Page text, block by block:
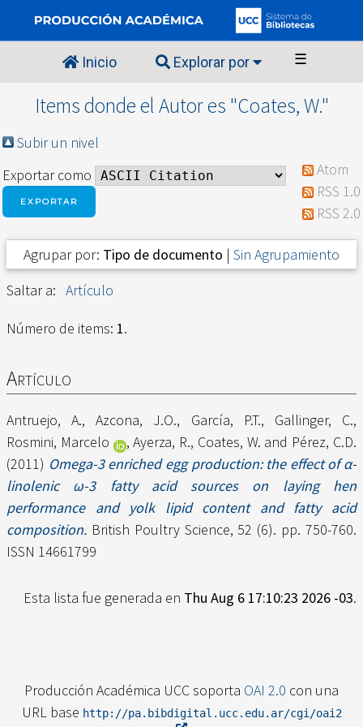
Inicio Explorar por ☰
Items donde el Autor es "Coates, W."
Subir un nivel
Exportar como
Atom
RSS 1.0
RSS 2.0
Agrupar por: Tipo de documento | Sin Agrupamiento
Saltar a: Artículo
Número de items: 1.
Artículo
Antruejo, A.,Azcona, J.O., García, P.T., Gallinger, C.,
Rosmini, Marcelo
,Ayerza, R., Coates, W. and Pérez, C.D.
(2011) Omega-3 enriched egg production: the effect of α-
linolenic ω-3 fatty acid sources on laying hen
performance and yolk lipid content and fatty acid
composition. British Poultry Science, 52 (6). pp. 750-760.
ISSN 14661799
Esta lista fue generada en Thu Aug 6 17:10:23 2026 -03.
Producción Académica UCC soporta OAI 2.0 con una
URL base http://pa.bibdigital.ucc.edu.ar/cgi/oai2